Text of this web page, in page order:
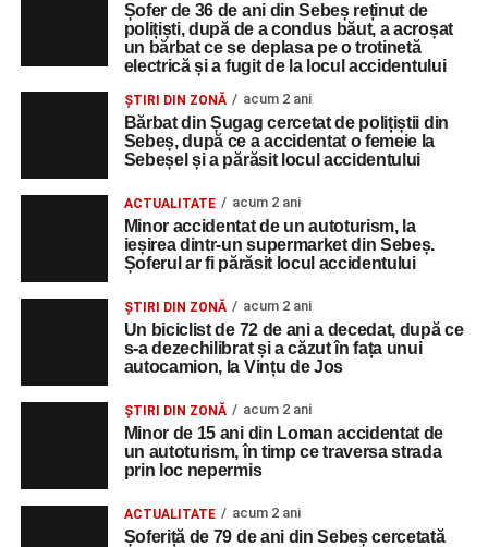
Șofer de 36 de ani din Sebeș reținut de
polițiști, după de a condus băut, a acroșat
un bărbat ce se deplasa pe o trotinetă
electrică și a fugit de la locul accidentului
ȘTIRI DIN ZONĂ acum 2 ani
Bărbat din Șugag cercetat de polițiștii din
Sebeș, după ce a accidentat o femeie la
Sebeșel și a părăsit locul accidentului
ACTUALITATE acum 2 ani
Minor accidentat de un autoturism, la
ieșirea dintr-un supermarket din Sebeș.
Șoferul ar fi părăsit locul accidentului
ȘTIRI DIN ZONĂ acum 2 ani
Un biciclist de 72 de ani a decedat, după ce
s-a dezechilibrat și a căzut în fața unui
autocamion, la Vințu de Jos
ȘTIRI DIN ZONĂ acum 2 ani
Minor de 15 ani din Loman accidentat de
un autoturism, în timp ce traversa strada
prin loc nepermis
ACTUALITATE acum 2 ani
Șoferiță de 79 de ani din Sebeș cercetată